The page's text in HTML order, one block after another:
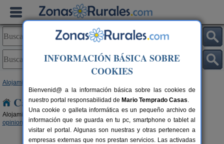
Alojamientos
Casas Rurales en Asturias
Alojamientos rurales para disfrutar del turismo rural en Asturias (
opiniones,1 con ofertas,36 con reserva online, 9 con disponibilidad.)
INFORMACIÓN BÁSICA SOBRE
COOKIES
Bienvenid@ a la información básica sobre las cookies de
nuestro portal responsabilidad de Mario Temprado Casas.
Una cookie o galleta informática es un pequeño archivo de
información que se guarda en tu pc, smartphone o tablet al
visitar el portal. Algunas son nuestras y otras pertenecen a
empresas externas que nos prestan servicios. Las activadas